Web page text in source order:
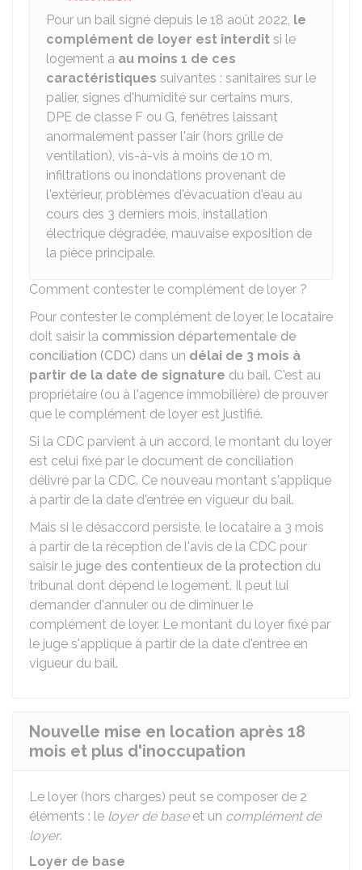
Pour un bail signé depuis le 18 août 2022, le
complément de loyer est interdit si le
logement a au moins 1 de ces
caractéristiques suivantes : sanitaires sur le
palier, signes d'humidité sur certains murs,
DPE de classe F ou G, fenêtres laissant
anormalement passer l'air (hors grille de
ventilation), vis-à-vis à moins de 10 m,
infiltrations ou inondations provenant de
l'extérieur, problèmes d'évacuation d'eau au
cours des 3 derniers mois, installation
électrique dégradée, mauvaise exposition de
la pièce principale.
Comment contester le complément de loyer ?
Pour contester le complément de loyer, le locataire
doit saisir la commission départementale de
conciliation (CDC) dans un délai de 3 mois à
partir de la date de signature du bail. C'est au
propriétaire (ou à l'agence immobilière) de prouver
que le complément de loyer est justifié.
Si la CDC parvient à un accord, le montant du loyer
est celui fixé par le document de conciliation
délivré par la CDC. Ce nouveau montant s'applique
à partir de la date d'entrée en vigueur du bail.
Mais si le désaccord persiste, le locataire a 3 mois
à partir de la réception de l'avis de la CDC pour
saisir le juge des contentieux de la protection du
tribunal dont dépend le logement. Il peut lui
demander d'annuler ou de diminuer le
complément de loyer. Le montant du loyer fixé par
le juge s'applique à partir de la date d'entrée en
vigueur du bail.
Nouvelle mise en location après 18
mois et plus d'inoccupation
Le loyer (hors charges) peut se composer de 2
éléments : le loyer de baseet un complément de
loyer.
Loyer de base